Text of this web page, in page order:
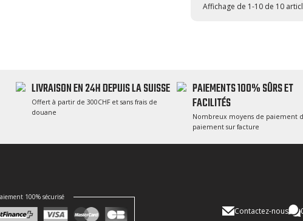
Affichage de 1-10 de 10
LIVRAISON EN 24H DEPUIS LA SUISSE
Offert à partir de 300CHF et sans frais de
douane
PAIEMENTS 100% SÛRS ET
FACILITÉS
Nombreux moyens de paiement
paiement sur facture
100% sécurisé
Contactez-nous